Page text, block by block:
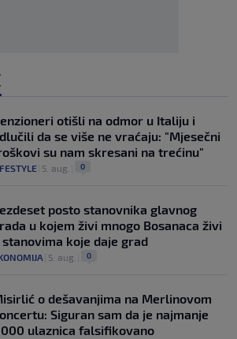
otišli na odmor u Italiju i
da se više ne vraćaju: "Mjesečni
su nam skresani na trećinu"
5. aug. 0
posto stanovnika glavnog
u kojem živi mnogo Bosanaca živi
stanovima koje daje grad
5. aug. 0
o dešavanjima na Merlinovom
Siguran sam da je najmanje
ulaznica falsifikovano